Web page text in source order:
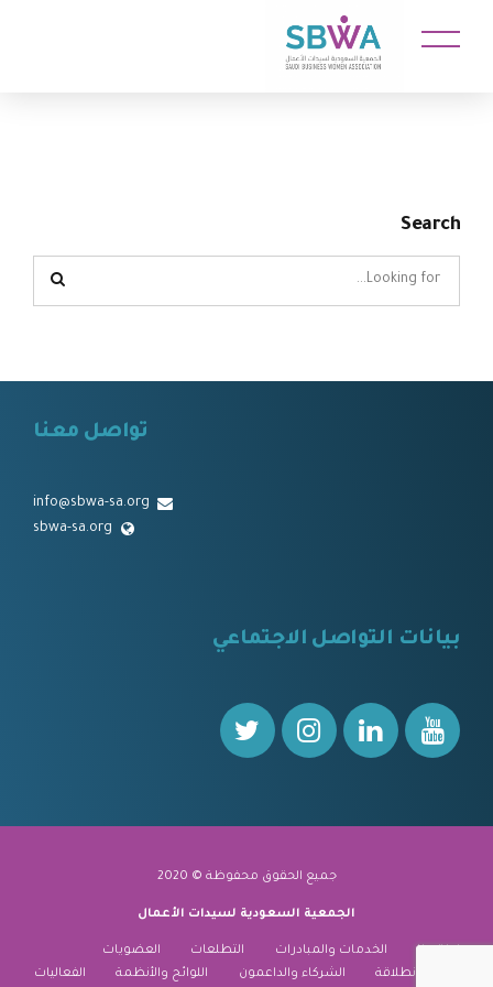
Search
تواصل معنا
info@sbwa-sa.org
sbwa-sa.org
بيانات التواصل الاجتماعي
جميع الحقوق محفوظة © 2020
الجمعية السعودية لسيدات الأعمال
نبذة عنا الخدمات والمبادرات التطلعات
العضويات
منارة الانطلاقة
الشركاء والداعمون اللوائح والأنظمة الفعاليات